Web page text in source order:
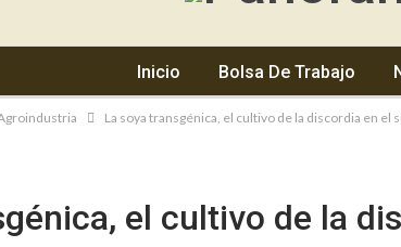
Inicio Bolsa De Trabajo
La soya transgénica, el cultivo de la discordia en el
el cultivo de la